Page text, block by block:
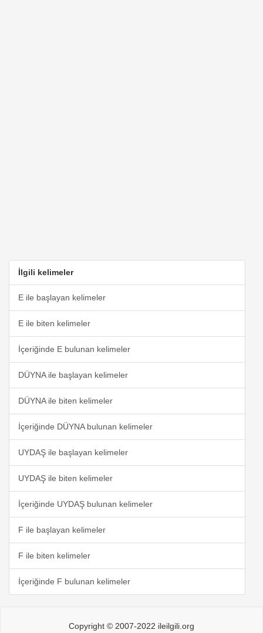
İlgili kelimeler
E ile başlayan kelimeler
E ile biten kelimeler
İçeriğinde E bulunan kelimeler
DÜYNA ile başlayan kelimeler
DÜYNA ile biten kelimeler
İçeriğinde DÜYNA bulunan kelimeler
UYDAŞ ile başlayan kelimeler
UYDAŞ ile biten kelimeler
İçeriğinde UYDAŞ bulunan kelimeler
F ile başlayan kelimeler
F ile biten kelimeler
İçeriğinde F bulunan kelimeler
Copyright © 2007-2022 ileilgili.org